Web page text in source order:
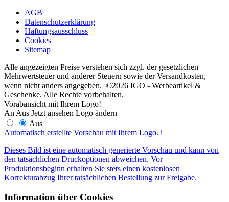
AGB
Datenschutzerklärung
Haftungsausschluss
Cookies
Sitemap
Alle angezeigten Preise verstehen sich zzgl. der gesetzlichen
Mehrwertsteuer und anderer Steuern sowie der Versandkosten,
wenn nicht anders angegeben. ©2026 IGO - Werbeartikel &
Geschenke. Alle Rechte vorbehalten.
Vorabansicht mit Ihrem Logo!
An Aus Jetzt ansehen Logo ändern
Aus
Automatisch erstellte Vorschau mit Ihrem Logo. i
Dieses Bild ist eine automatisch generierte Vorschau und kann von
den tatsächlichen Druckoptionen abweichen. Vor
Produktionsbeginn erhalten Sie stets einen kostenlosen
Korrekturabzug Ihrer tatsächlichen Bestellung zur Freigabe.
Information über Cookies